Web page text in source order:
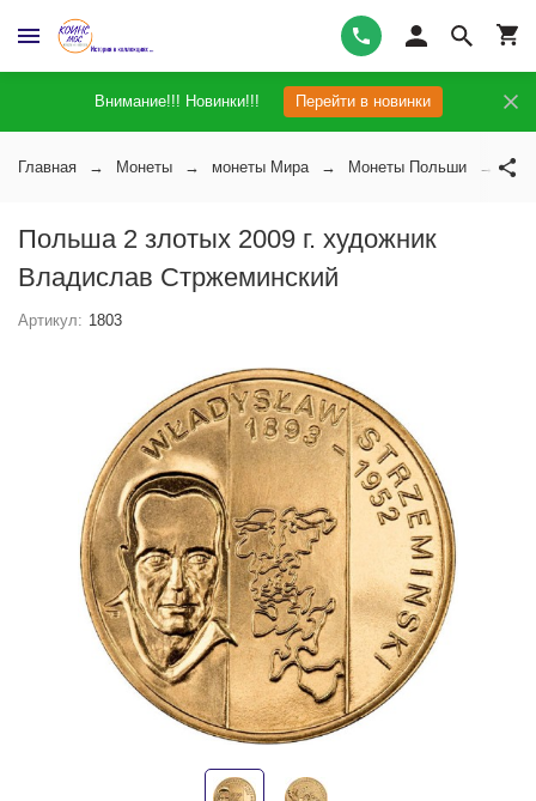
Внимание!!! Новинки!!! Перейти в новинки
Главная Монеты монеты Мира Монеты Польши
Польша 2 злотых 2009 г. художник
Владислав Стржеминский
Артикул: 1803